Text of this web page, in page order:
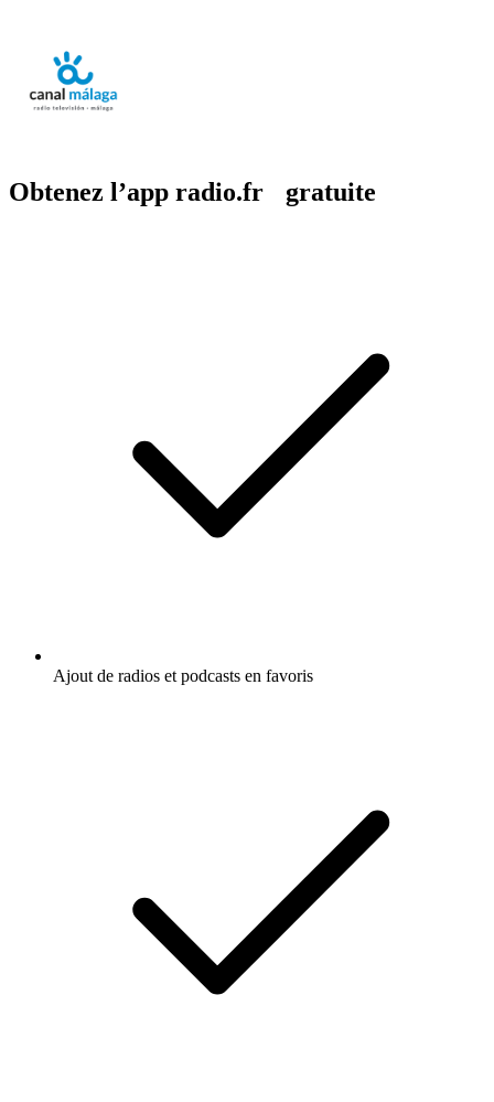
Obtenez l’app radio.fr gratuite
Ajout de radios et podcasts en favoris